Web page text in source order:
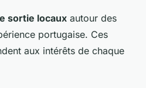
sortie locaux autour des
portugaise. Ces
aux intérêts de chaque